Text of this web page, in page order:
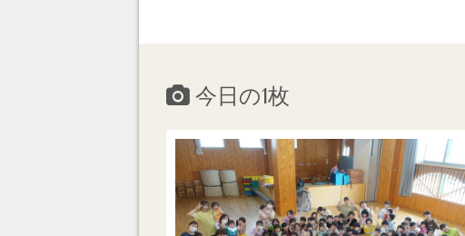
今日の1枚